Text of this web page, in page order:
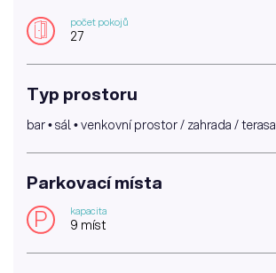
počet pokojů
27
Typ prostoru
bar • sál • venkovní prostor / zahrada / terasa
Parkovací místa
P kapacita
9 míst